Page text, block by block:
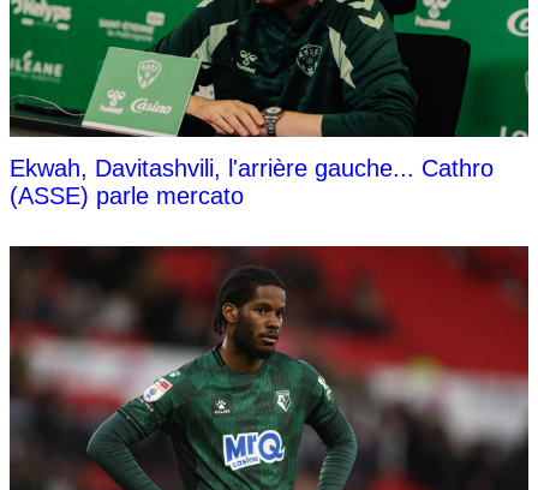
Ekwah, Davitashvili, l'arrière gauche... Cathro
(ASSE) parle mercato